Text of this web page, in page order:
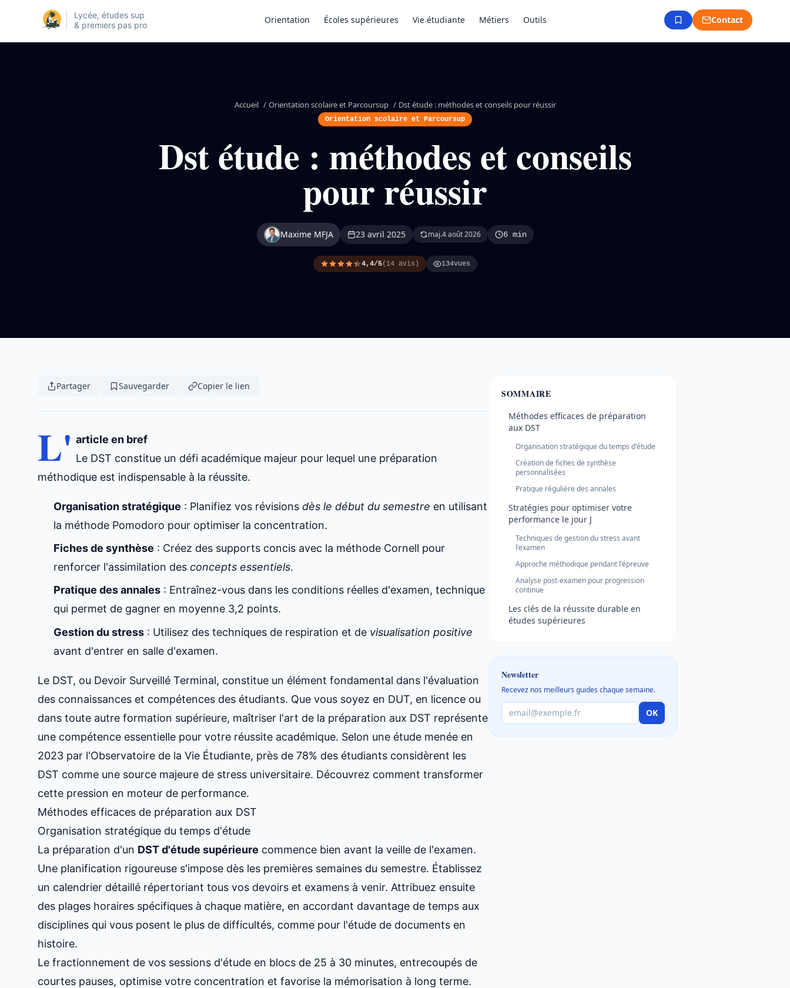
Lycée, études sup
& premiers pas pro
Orientation Écoles supérieures Vie étudiante Métiers Outils Contact
Accueil / Orientation scolaire et Parcoursup / Dst étude : méthodes et conseils pour réussir
Orientation scolaire et Parcoursup
Dst étude : méthodes et conseils
pour réussir
Maxime MFJA 23 avril 2025 maj.4 août 2026 6 min
4,4/5(14 avis) 134vues
Partager Sauvegarder Copier le lien
L' article en bref
Le DST constitue un défi académique majeur pour lequel une préparation
méthodique est indispensable à la réussite.
Organisation stratégique : Planifiez vos révisions dès le début du semestre en utilisant
la méthode Pomodoro pour optimiser la concentration.
Fiches de synthèse : Créez des supports concis avec la méthode Cornell pour
renforcer l'assimilation des concepts essentiels.
Pratique des annales : Entraînez-vous dans les conditions réelles d'examen, technique
qui permet de gagner en moyenne 3,2 points.
Gestion du stress : Utilisez des techniques de respiration et de visualisation positive
avant d'entrer en salle d'examen.
Le DST, ou Devoir Surveillé Terminal, constitue un élément fondamental dans l'évaluation
des connaissances et compétences des étudiants. Que vous soyez en DUT, en licence ou
dans toute autre formation supérieure, maîtriser l'art de la préparation aux DST représente
une compétence essentielle pour votre réussite académique. Selon une étude menée en
2023 par l'Observatoire de la Vie Étudiante, près de 78% des étudiants considèrent les
DST comme une source majeure de stress universitaire. Découvrez comment transformer
cette pression en moteur de performance.
Méthodes efficaces de préparation aux DST
Organisation stratégique du temps d'étude
La préparation d'un DST d'étude supérieure commence bien avant la veille de l'examen.
Une planification rigoureuse s'impose dès les premières semaines du semestre. Établissez
un calendrier détaillé répertoriant tous vos devoirs et examens à venir. Attribuez ensuite
des plages horaires spécifiques à chaque matière, en accordant davantage de temps aux
disciplines qui vous posent le plus de difficultés, comme pour l'étude de documents en
histoire.
Le fractionnement de vos sessions d'étude en blocs de 25 à 30 minutes, entrecoupés de
courtes pauses, optimise votre concentration et favorise la mémorisation à long terme.
SOMMAIRE
Méthodes efficaces de préparation
aux DST
Organisation stratégique du temps d'étude
Création de fiches de synthèse
personnalisées
Pratique régulière des annales
Stratégies pour optimiser votre
performance le jour J
Techniques de gestion du stress avant
l'examen
Approche méthodique pendant l'épreuve
Analyse post-examen pour progression
continue
Les clés de la réussite durable en
études supérieures
Newsletter
Recevez nos meilleurs guides chaque semaine.
OK